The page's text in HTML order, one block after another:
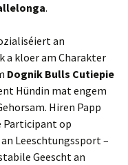
.
an
a kloer am Charakter
Dognik Bulls Cutiepie
Hündin mat engem
Hiren Papp
Participant op
Leeschtungssport –
Geescht an